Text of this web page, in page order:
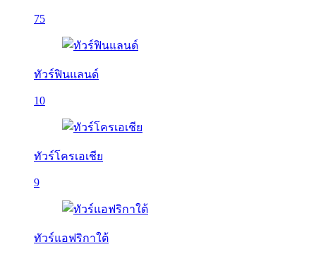
75
ทัวร์ฟินแลนด์
10
ทัวร์โครเอเชีย
9
ทัวร์แอฟริกาใต้